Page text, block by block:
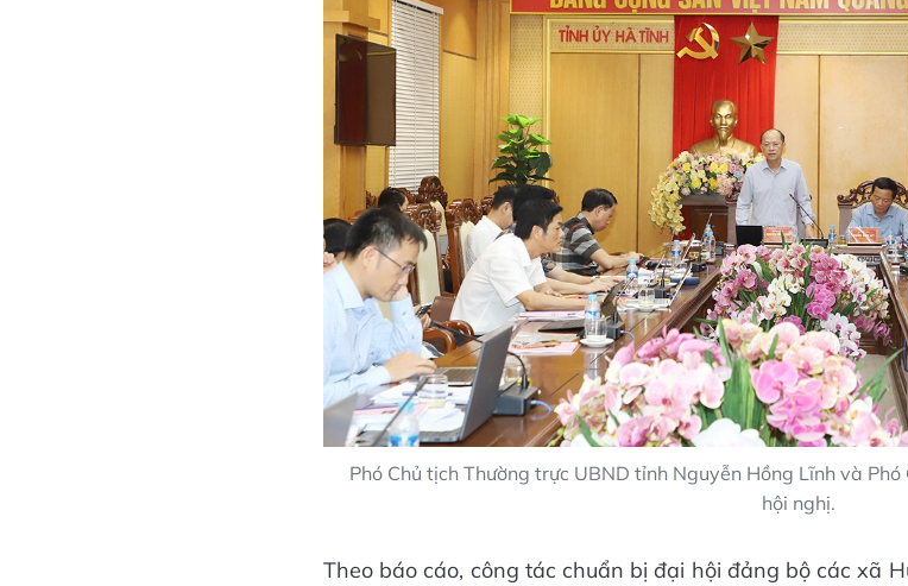
Phó Chủ tịch Thường trực UBND tỉnh Nguyễn Hồng Lĩnh và
hội nghị.
Theo báo cáo, công tác chuẩn bị đại hội đảng bộ các xã